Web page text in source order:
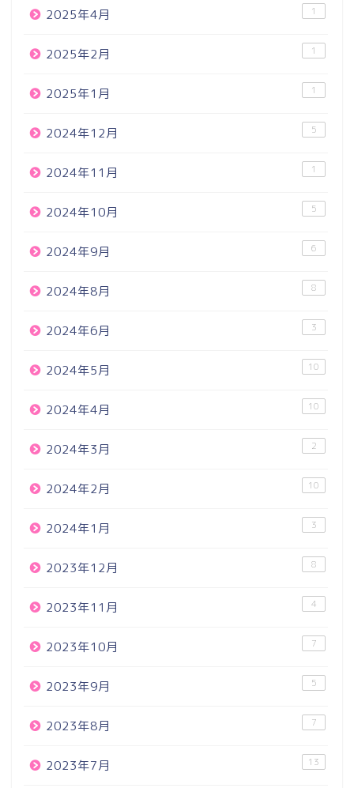
2025年4月 1
2025年2月 1
2025年1月 1
2024年12月 5
2024年11月 1
2024年10月 5
2024年9月 6
2024年8月 8
2024年6月 3
2024年5月 10
2024年4月 10
2024年3月 2
2024年2月 10
2024年1月 3
2023年12月 8
2023年11月 4
2023年10月 7
2023年9月 5
2023年8月 7
2023年7月 13